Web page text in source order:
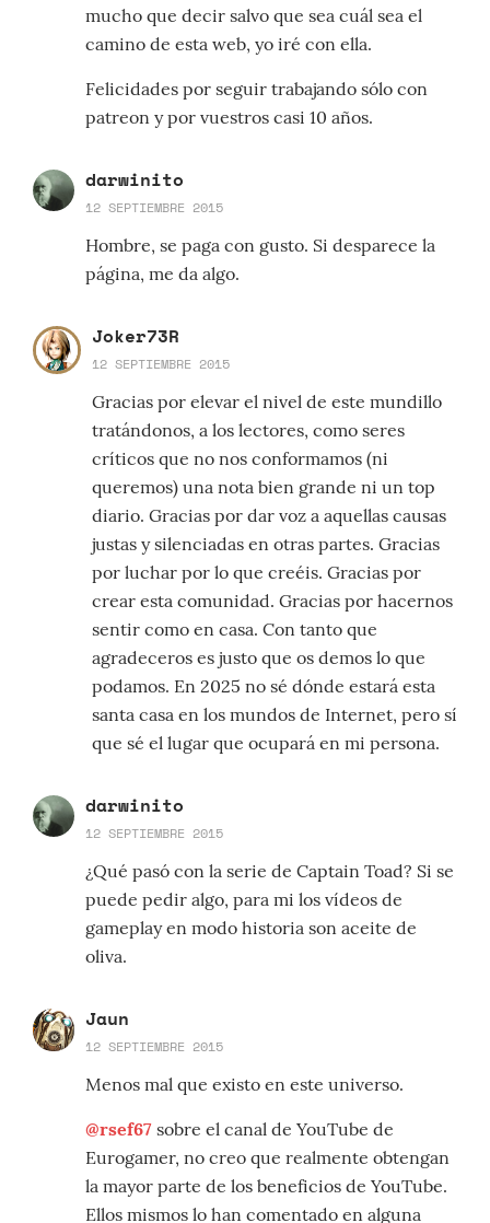
mucho que decir salvo que sea cuál sea el
camino de esta web, yo iré con ella.
Felicidades por seguir trabajando sólo con
patreon y por vuestros casi 10 años.
darwinito
12 SEPTIEMBRE 2015
Hombre, se paga con gusto. Si desparece la
página, me da algo.
Joker73R
12 SEPTIEMBRE 2015
Gracias por elevar el nivel de este mundillo
tratándonos, a los lectores, como seres
críticos que no nos conformamos (ni
queremos) una nota bien grande ni un top
diario. Gracias por dar voz a aquellas causas
justas y silenciadas en otras partes. Gracias
por luchar por lo que creéis. Gracias por
crear esta comunidad. Gracias por hacernos
sentir como en casa. Con tanto que
agradeceros es justo que os demos lo que
podamos. En 2025 no sé dónde estará esta
santa casa en los mundos de Internet, pero sí
que sé el lugar que ocupará en mi persona.
darwinito
12 SEPTIEMBRE 2015
¿Qué pasó con la serie de Captain Toad? Si se
puede pedir algo, para mi los vídeos de
gameplay en modo historia son aceite de
oliva.
Jaun
12 SEPTIEMBRE 2015
Menos mal que existo en este universo.
@rsef67 sobre el canal de YouTube de
Eurogamer, no creo que realmente obtengan
la mayor parte de los beneficios de YouTube.
Ellos mismos lo han comentado en alguna